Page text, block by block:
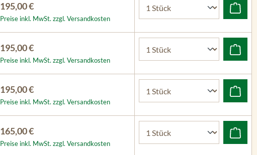
195,00 €
Preise inkl. MwSt. zzgl. Versandkosten
195,00 €
Preise inkl. MwSt. zzgl. Versandkosten
195,00 €
Preise inkl. MwSt. zzgl. Versandkosten
165,00 €
Preise inkl. MwSt. zzgl. Versandkosten